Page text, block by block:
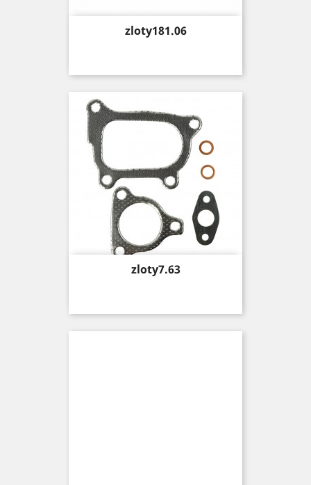
Price
zloty181.06
Price
zloty7.63